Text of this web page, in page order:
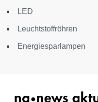
LED
Leuchtstoffröhren
Energiesparlampen